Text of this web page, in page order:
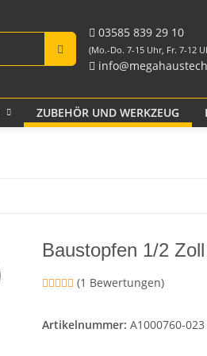
03585 839 29 10
(Mo.-Do. 7-15 Uhr, Fr. 7-12
ZUBEHÖR UND WERKZEUG
Baustopfen 1/2
(1 Bewertungen)
Artikelnummer: A1000760-023